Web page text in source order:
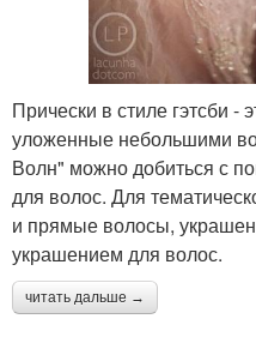
Прически в стиле гэтсби -
уложенные небольшими
Волн" можно добиться с
для волос. Для
и прямые волосы,
украшением для волос.
читать дальше →